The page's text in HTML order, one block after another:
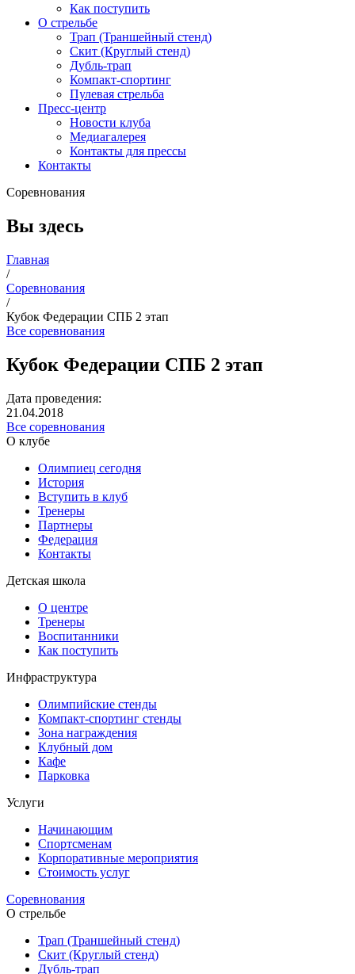
Как поступить
О стрельбе
Трап (Траншейный стенд)
Скит (Круглый стенд)
Дубль-трап
Компакт-спортинг
Пулевая стрельба
Пресс-центр
Новости клуба
Медиагалерея
Контакты для прессы
Контакты
Соревнования
Вы здесь
Главная
/
Соревнования
/
Кубок Федерации СПБ 2 этап
Все соревнования
Кубок Федерации СПБ 2 этап
Дата проведения:
21.04.2018
Все соревнования
О клубе
Олимпиец сегодня
История
Вступить в клуб
Тренеры
Партнеры
Федерация
Контакты
Детская школа
О центре
Тренеры
Воспитанники
Как поступить
Инфраструктура
Олимпийские стенды
Компакт-спортинг стенды
Зона награждения
Клубный дом
Кафе
Парковка
Услуги
Начинающим
Спортсменам
Корпоративные мероприятия
Стоимость услуг
Соревнования
О стрельбе
Трап (Траншейный стенд)
Скит (Круглый стенд)
Дубль-трап